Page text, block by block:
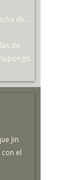
de...
de
Jin
el